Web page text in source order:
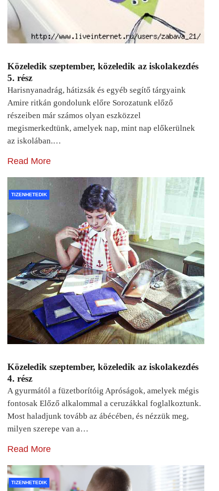
Közeledik szeptember, közeledik az iskolakezdés
5. rész
Harisnyanadrág, hátizsák és egyéb segítő tárgyaink
Amire ritkán gondolunk előre Sorozatunk előző
részeiben már számos olyan eszközzel
megismerkedtünk, amelyek nap, mint nap előkerülnek
az iskolában.…
Read More
TIZENHETEDIK
Közeledik szeptember, közeledik az iskolakezdés
4. rész
A gyurmától a füzetborítóig Apróságok, amelyek mégis
fontosak Előző alkalommal a ceruzákkal foglalkoztunk.
Most haladjunk tovább az ábécében, és nézzük meg,
milyen szerepe van a…
Read More
TIZENHETEDIK